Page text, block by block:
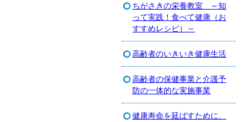
ちがさきの栄養教室 ～知
って実践！食べて健康（お
すすめレシピ）～
高齢者のいきいき健康生活
高齢者の保健事業と介護予
防の一体的な実施事業
健康寿命を延ばすために、